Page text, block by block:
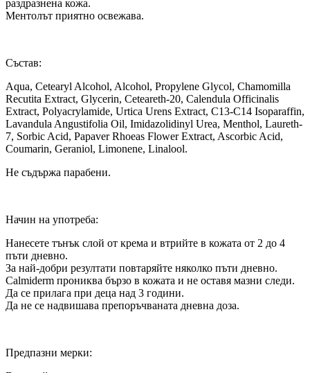
раздразнена кожа.
Ментолът приятно освежава.
Състав:
Aqua, Cetearyl Alcohol, Alcohol, Propylene Glycol, Chamomilla
Recutita Extract, Glycerin, Ceteareth-20, Calendula Officinalis
Extract, Polyacrylamide, Urtica Urens Extract, C13-C14 Isoparaffin,
Lavandula Angustifolia Oil, Imidazolidinyl Urea, Menthol, Laureth-
7, Sorbic Acid, Papaver Rhoeas Flower Extract, Ascorbic Acid,
Coumarin, Geraniol, Limonene, Linalool.
Не съдържа парабени.
Начин на употреба:
Нанесете тънък слой от крема и втрийте в кожата от 2 до 4
пъти дневно.
За най-добри резултати повтаряйте няколко пъти дневно.
Calmiderm прониква бързо в кожата и не оставя мазни следи.
Да се прилага при деца над 3 години.
Да не се надвишава препоръчваната дневна доза.
Предпазни мерки: